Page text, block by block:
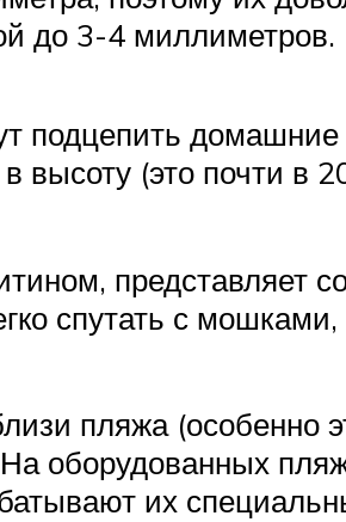
до 3-4 миллиметров.
подцепить
высоту (это почти
представляет
спутать с
пляжа (особенно
оборудованных
их